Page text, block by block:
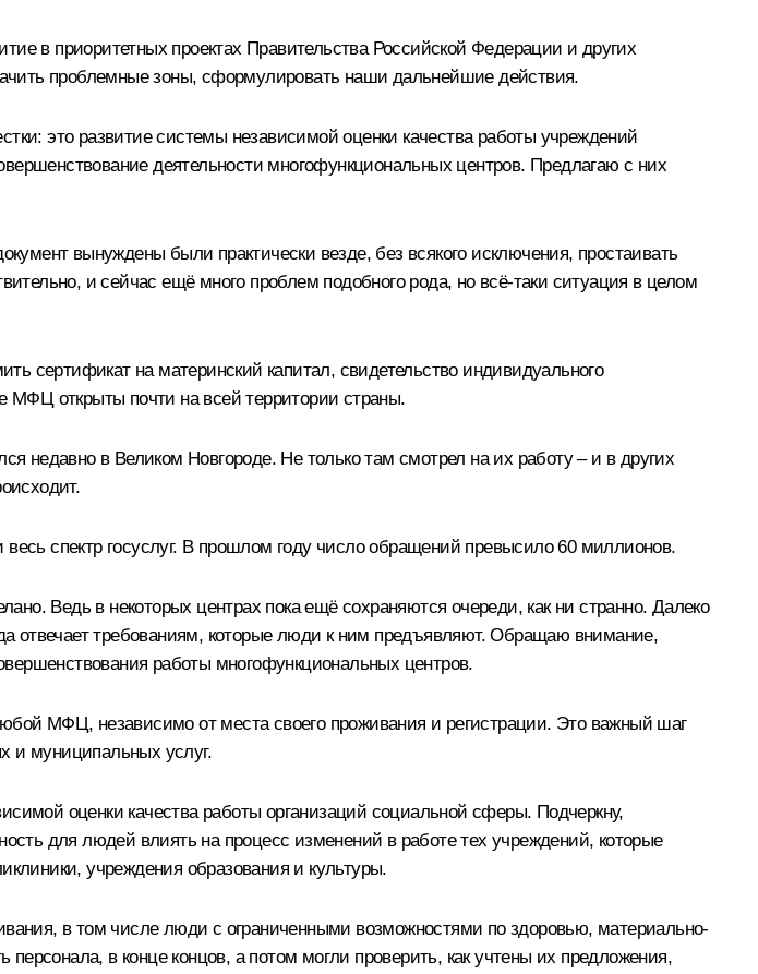
в приоритетных проектах Правительства Российской Федерации и других
проблемные зоны, сформулировать наши дальнейшие действия.
это развитие системы независимой оценки качества работы учреждений
деятельности многофункциональных центров. Предлагаю с них
вынуждены были практически везде, без всякого исключения, простаивать
и сейчас ещё много проблем подобного рода, но всё-таки ситуация в целом
сертификат на материнский капитал, свидетельство индивидуального
МФЦ открыты почти на всей территории страны.
недавно в Великом Новгороде. Не только там смотрел на их работу – и в других
спектр госуслуг. В прошлом году число обращений превысило 60 миллионов.
Ведь в некоторых центрах пока ещё сохраняются очереди, как ни странно. Далеко
отвечает требованиям, которые люди к ним предъявляют. Обращаю внимание,
работы многофункциональных центров.
МФЦ, независимо от места своего проживания и регистрации. Это важный шаг
и муниципальных услуг.
оценки качества работы организаций социальной сферы. Подчеркну,
для людей влиять на процесс изменений в работе тех учреждений, которые
учреждения образования и культуры.
в том числе люди с ограниченными возможностями по здоровью, материально-
в конце концов, а потом могли проверить, как учтены их предложения,